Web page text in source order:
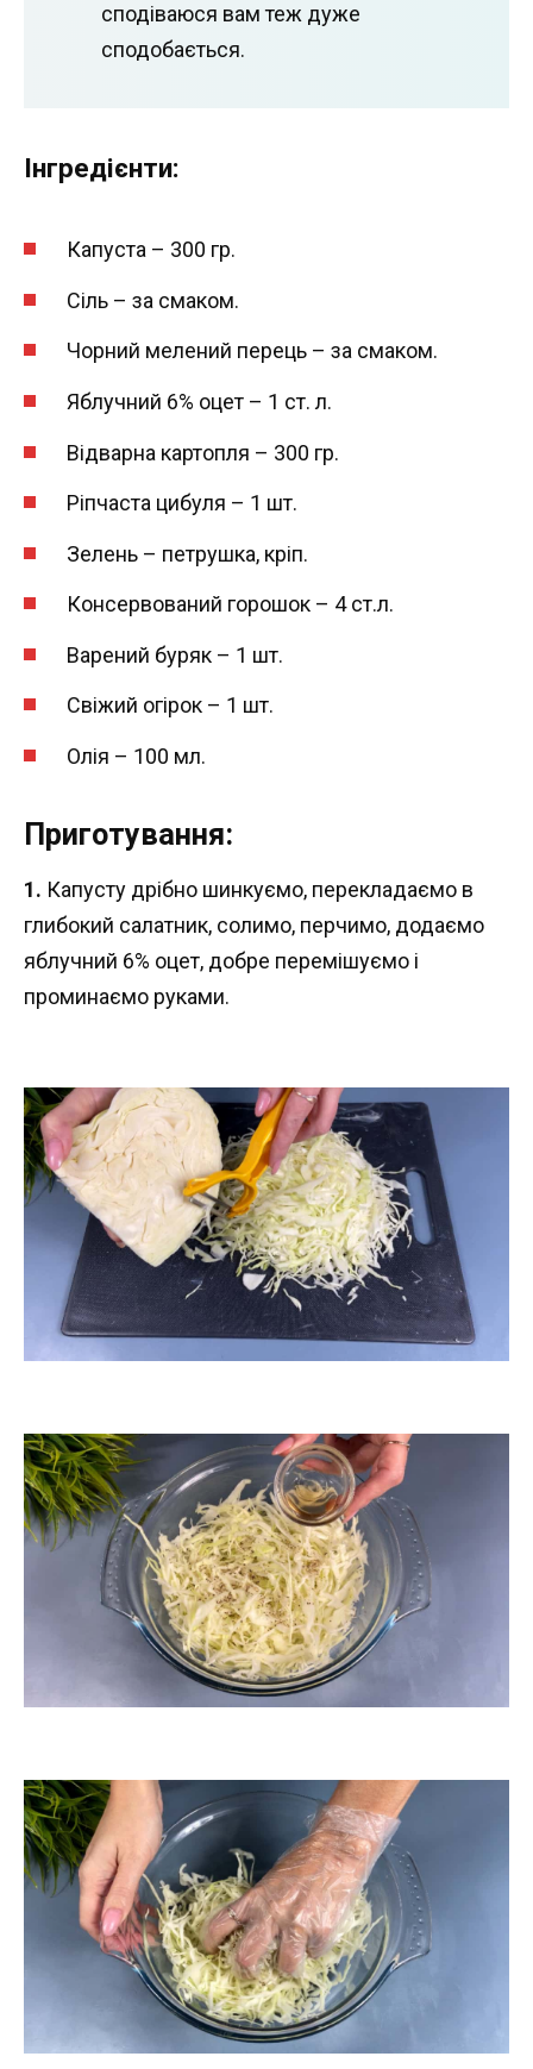
сподіваюся вам теж дуже
сподобається.
Інгредієнти:
Капуста – 300 гр.
Сіль – за смаком.
Чорний мелений перець – за смаком.
Яблучний 6% оцет – 1 ст. л.
Відварна картопля – 300 гр.
Ріпчаста цибуля – 1 шт.
Зелень – петрушка, кріп.
Консервований горошок – 4 ст.л.
Варений буряк – 1 шт.
Свіжий огірок – 1 шт.
Олія – 100 мл.
Приготування:
1. Капусту дрібно шинкуємо, перекладаємо в
глибокий салатник, солимо, перчимо, додаємо
яблучний 6% оцет, добре перемішуємо і
проминаємо руками.